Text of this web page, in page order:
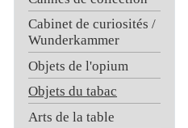
Cabinet de curiosités /
Wunderkammer
Objets de l'opium
Objets du tabac
Arts de la table